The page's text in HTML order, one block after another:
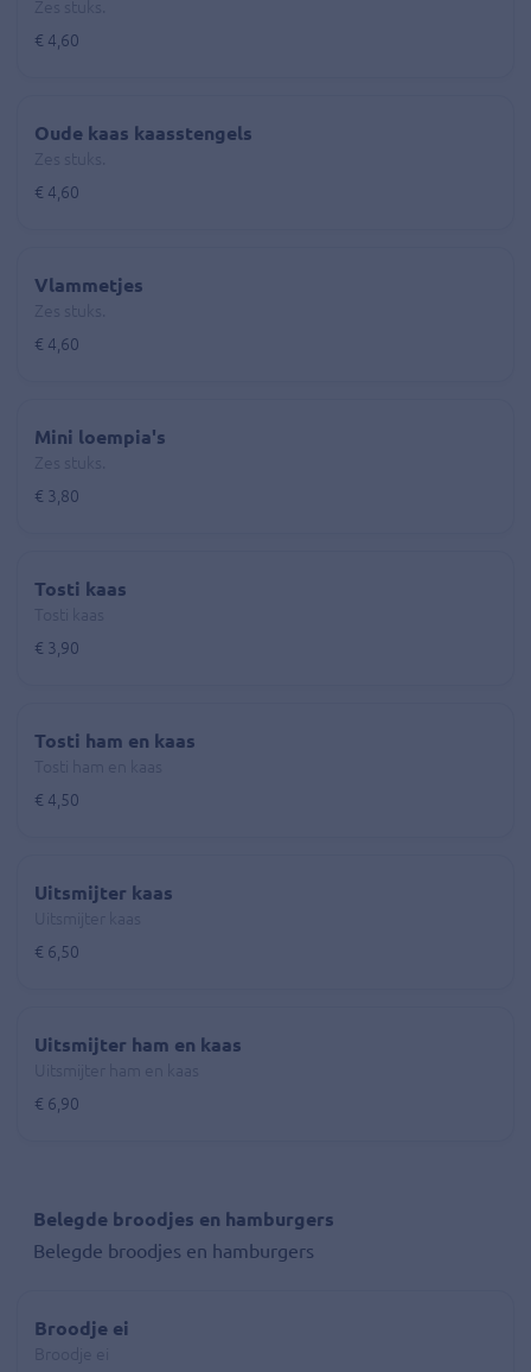
€ 4,60
Oude kaas kaasstengels
€ 4,60
Vlammetjes
€ 4,60
Mini loempia's
€ 3,80
Tosti kaas
€ 3,90
Tosti ham en kaas
€ 4,50
Uitsmijter kaas
€ 6,50
Uitsmijter ham en kaas
€ 6,90
Belegde broodjes en hamburgers
Belegde broodjes en hamburgers
Broodje ei